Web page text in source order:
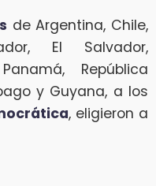
de Argentina, Chile,
El Salvador,
República
y Guyana, a los
, eligieron a